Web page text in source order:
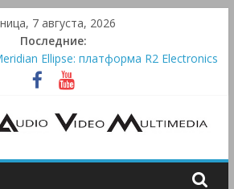
7 августа, 2026
Последние:
Ellipse: платформа R2 Electronics
ядро Atlas Ellipse
Emberton III и Willen II:
лестничная громкость, пассивный или
виниловый автомат,